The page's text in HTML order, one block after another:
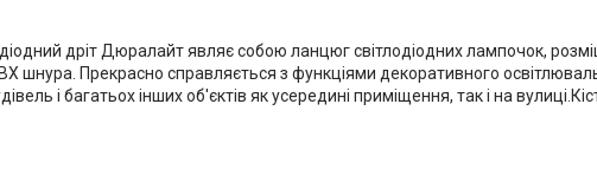
дріт Дюралайт являє собою ланцюг світлодіодних лампочок,
шнура. Прекрасно справляється з функціями декоративного
і багатьох інших об'єктів як усередині приміщення, так і на